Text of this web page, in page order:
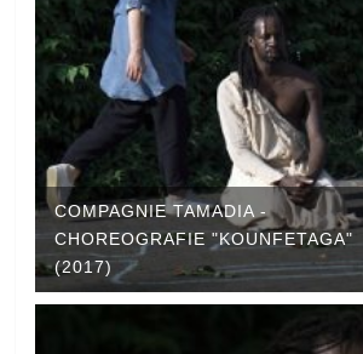
COMPAGNIE TAMADIA -
CHOREOGRAFIE "KOUNFETAGA"
(2017)